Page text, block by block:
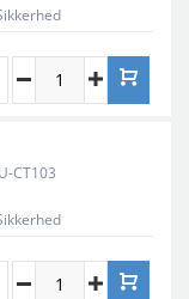
økonomiske
CT103